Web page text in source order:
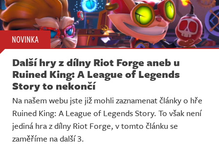
NOVINKA
Další hry z dílny Riot Forge aneb u
Ruined King: A League of Legends
Story to nekončí
Na našem webu jste již mohli zaznamenat články o hře
Ruined King: A League of Legends Story. To však není
jediná hra z dílny Riot Forge, v tomto článku se
zaměříme na další 3.